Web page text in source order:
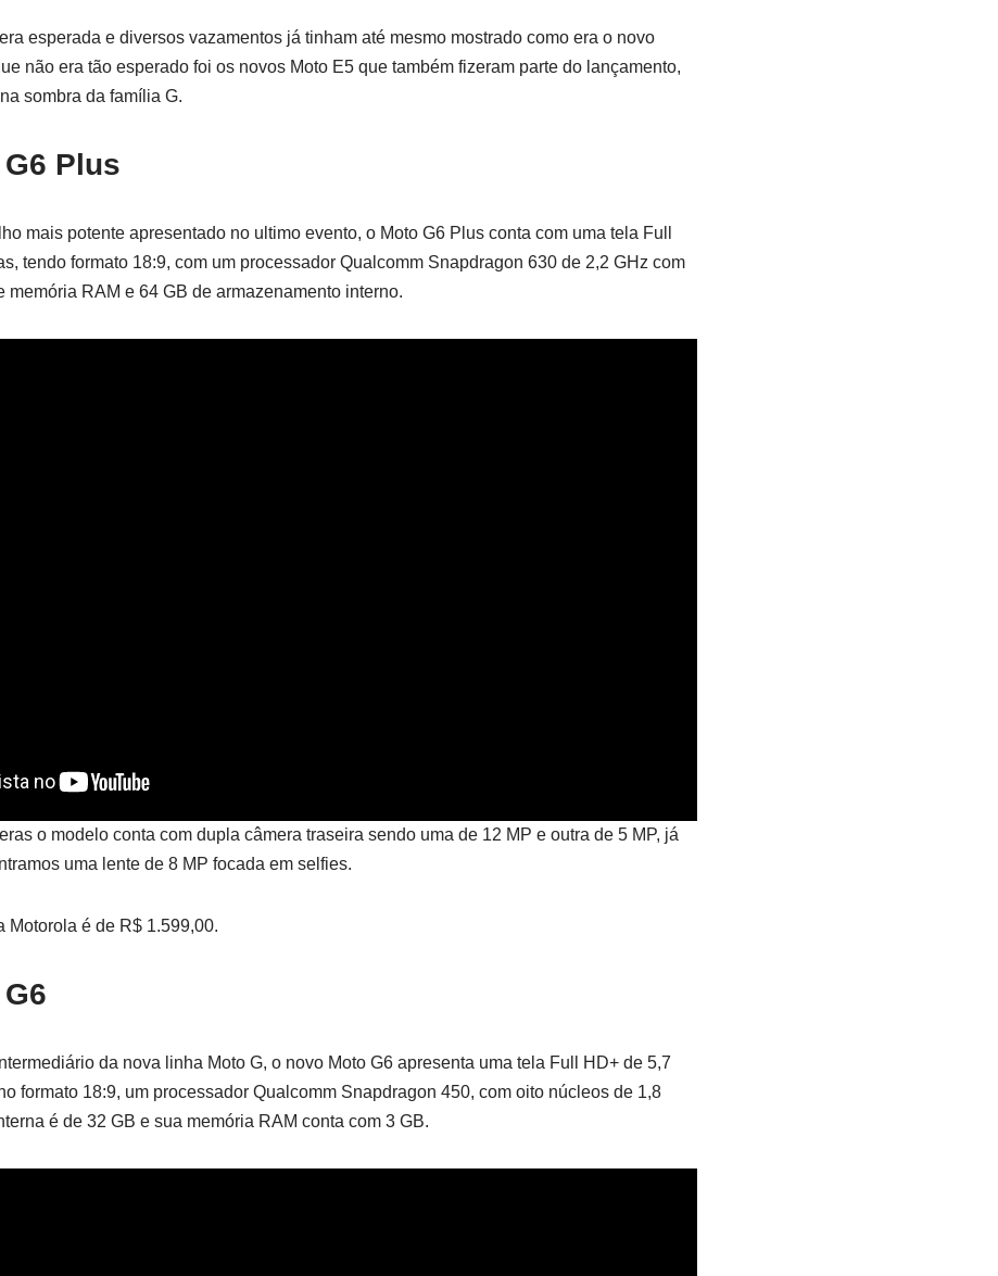
esperada e diversos vazamentos já tinham até mesmo mostrado como era o novo
não era tão esperado foi os novos Moto E5 que também fizeram parte do lançamento,
sombra da família G.
Plus
mais potente apresentado no ultimo evento, o Moto G6 Plus conta com uma tela Full
tendo formato 18:9, com um processador Qualcomm Snapdragon 630 de 2,2 GHz com
memória RAM e 64 GB de armazenamento interno.
o modelo conta com dupla câmera traseira sendo uma de 12 MP e outra de 5 MP, já
uma lente de 8 MP focada em selfies.
Motorola é de R$ 1.599,00.
da nova linha Moto G, o novo Moto G6 apresenta uma tela Full HD+ de 5,7
formato 18:9, um processador Qualcomm Snapdragon 450, com oito núcleos de 1,8
é de 32 GB e sua memória RAM conta com 3 GB.